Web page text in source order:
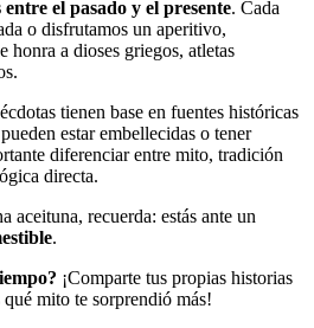
entre el pasado y el presente. Cada
o disfrutamos un aperitivo,
honra a dioses griegos, atletas
tienen base en fuentes históricas
estar embellecidas o tener
diferenciar entre mito, tradición
directa.
aceituna, recuerda: estás ante un
.
¡Comparte tus propias historias
mito te sorprendió más!